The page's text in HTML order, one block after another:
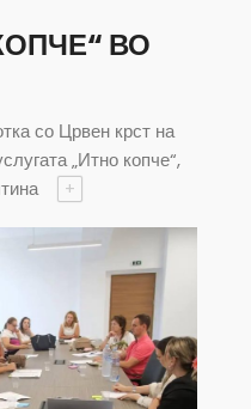
ВО
со Црвен крст на
„Итно копче“,
+